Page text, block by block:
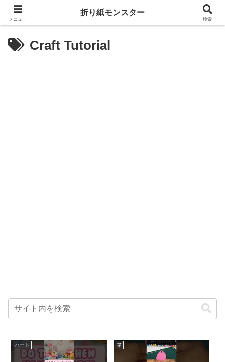
Craft Tutorial
ハート 箱
メニュー
折り紙モンスター
検索